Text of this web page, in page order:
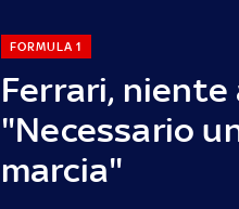
Ferrari, niente
"Necessario
marcia"
FORMULA 1